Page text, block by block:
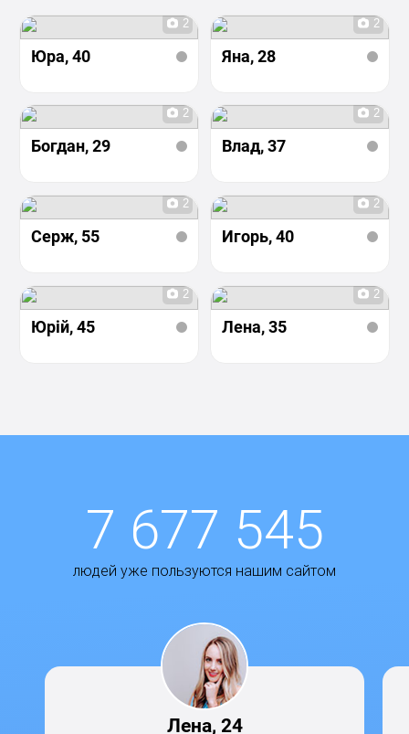
2
Юра, 40
2
Яна, 28
2
Богдан, 29
2
Влад, 37
2
Серж, 55
2
Игорь, 40
2
Юрій, 45
2
Лена, 35
7 677 545
людей уже пользуются нашим сайтом
Лена, 24